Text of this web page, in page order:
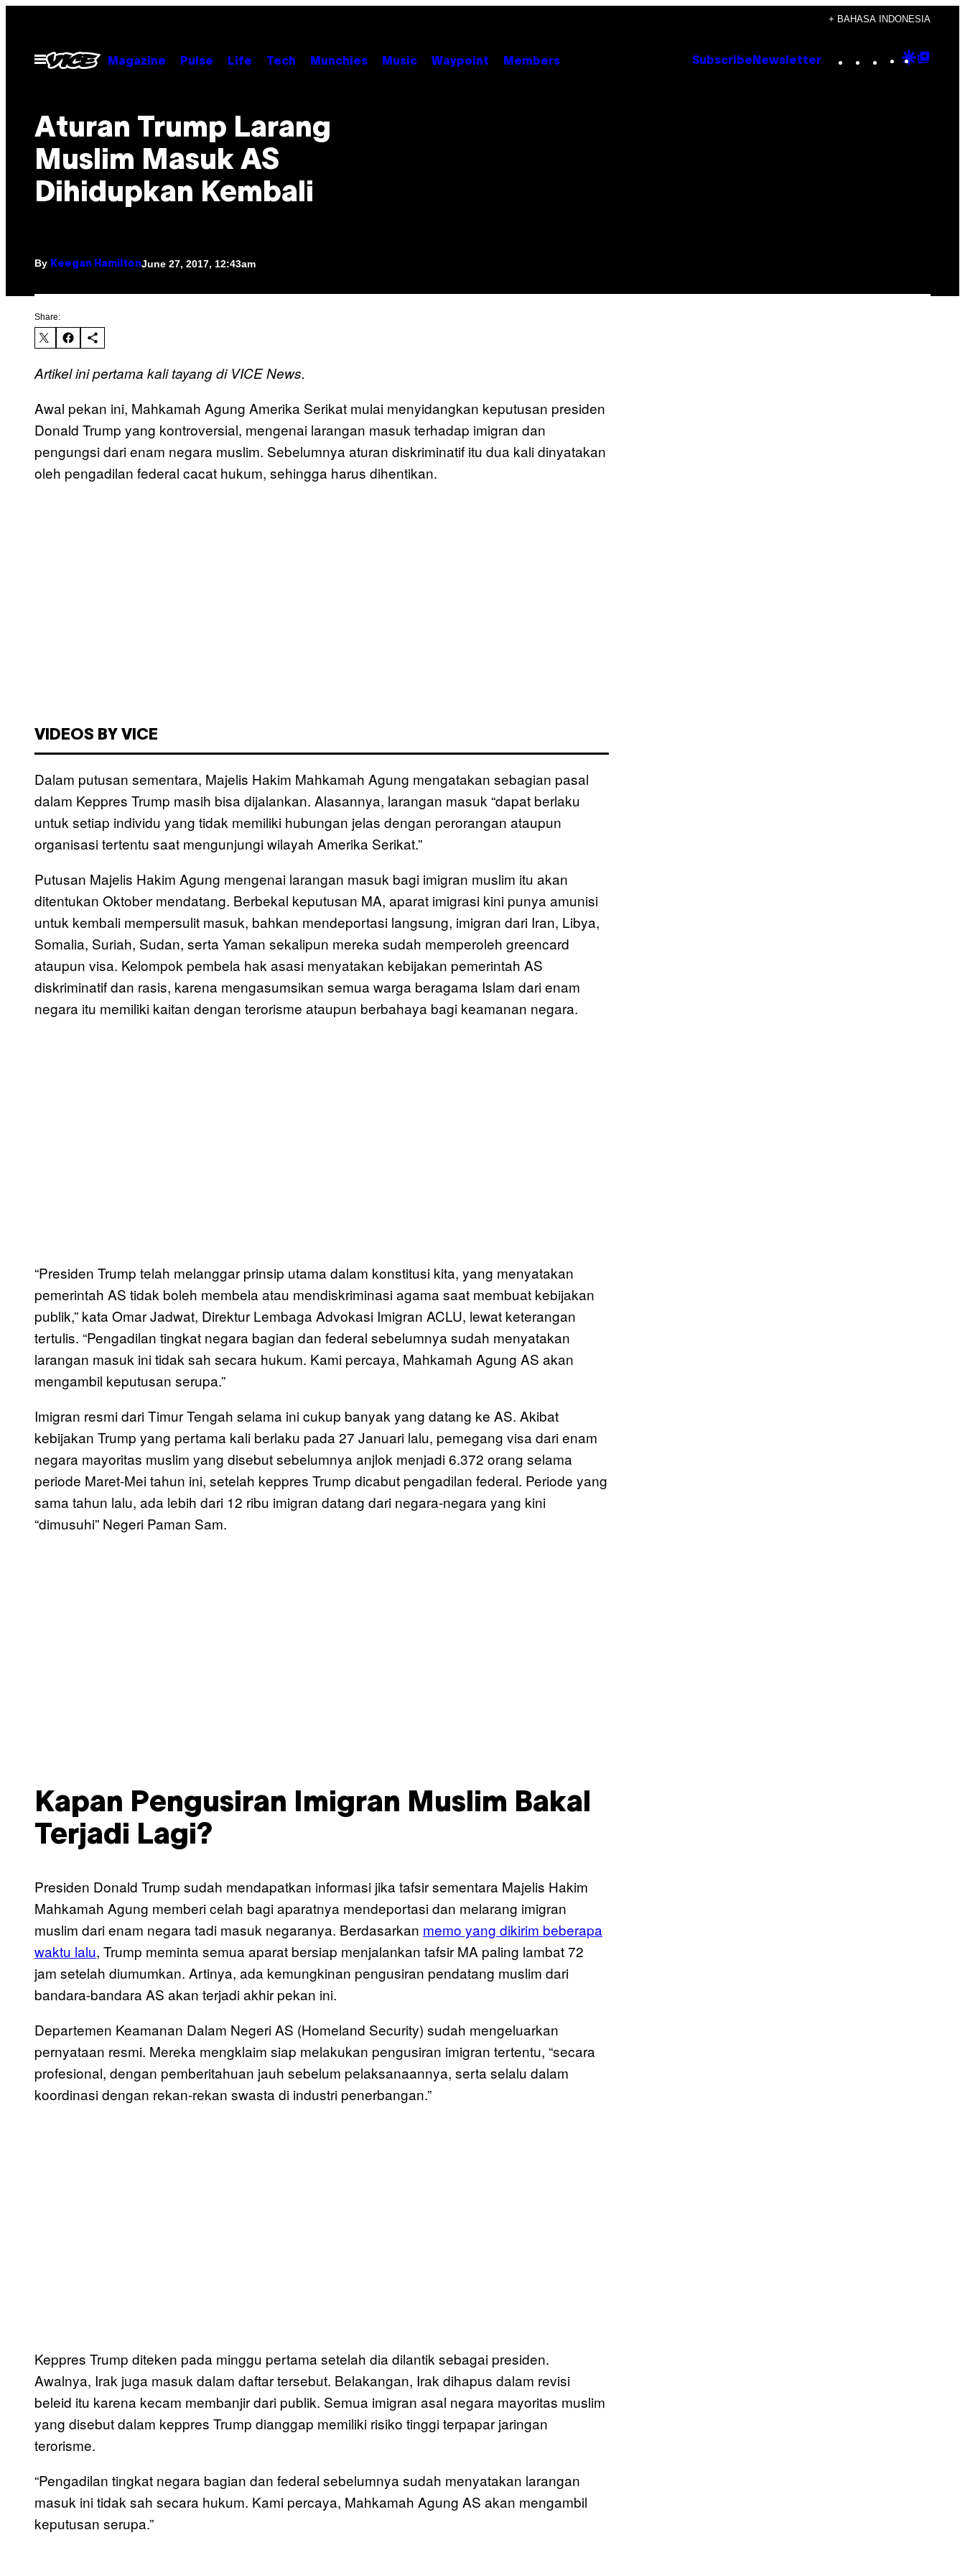
content
+ BAHASA INDONESIA
Open
Menu
Magazine Pulse Life Tech Munchies Music Waypoint Members Subscribe Newsletter Instagram
TikTok
YouTube
Google
Aturan Trump Larang
Muslim Masuk AS
Dihidupkan Kembali
By Keegan HamiltonJune 27, 2017, 12:43am
Share:
Artikel ini pertama kali tayang di VICE News.
Awal pekan ini, Mahkamah Agung Amerika Serikat mulai menyidangkan keputusan presiden
Donald Trump yang kontroversial, mengenai larangan masuk terhadap imigran dan
pengungsi dari enam negara muslim. Sebelumnya aturan diskriminatif itu dua kali dinyatakan
oleh pengadilan federal cacat hukum, sehingga harus dihentikan.
VIDEOS BY VICE
Dalam putusan sementara, Majelis Hakim Mahkamah Agung mengatakan sebagian pasal
dalam Keppres Trump masih bisa dijalankan. Alasannya, larangan masuk “dapat berlaku
untuk setiap individu yang tidak memiliki hubungan jelas dengan perorangan ataupun
organisasi tertentu saat mengunjungi wilayah Amerika Serikat.”
Putusan Majelis Hakim Agung mengenai larangan masuk bagi imigran muslim itu akan
ditentukan Oktober mendatang. Berbekal keputusan MA, aparat imigrasi kini punya amunisi
untuk kembali mempersulit masuk, bahkan mendeportasi langsung, imigran dari Iran, Libya,
Somalia, Suriah, Sudan, serta Yaman sekalipun mereka sudah memperoleh greencard
ataupun visa. Kelompok pembela hak asasi menyatakan kebijakan pemerintah AS
diskriminatif dan rasis, karena mengasumsikan semua warga beragama Islam dari enam
negara itu memiliki kaitan dengan terorisme ataupun berbahaya bagi keamanan negara.
“Presiden Trump telah melanggar prinsip utama dalam konstitusi kita, yang menyatakan
pemerintah AS tidak boleh membela atau mendiskriminasi agama saat membuat kebijakan
publik,” kata Omar Jadwat, Direktur Lembaga Advokasi Imigran ACLU, lewat keterangan
tertulis. “Pengadilan tingkat negara bagian dan federal sebelumnya sudah menyatakan
larangan masuk ini tidak sah secara hukum. Kami percaya, Mahkamah Agung AS akan
mengambil keputusan serupa.”
Imigran resmi dari Timur Tengah selama ini cukup banyak yang datang ke AS. Akibat
kebijakan Trump yang pertama kali berlaku pada 27 Januari lalu, pemegang visa dari enam
negara mayoritas muslim yang disebut sebelumnya anjlok menjadi 6.372 orang selama
periode Maret-Mei tahun ini, setelah keppres Trump dicabut pengadilan federal. Periode yang
sama tahun lalu, ada lebih dari 12 ribu imigran datang dari negara-negara yang kini
“dimusuhi” Negeri Paman Sam.
Kapan Pengusiran Imigran Muslim Bakal
Terjadi Lagi?
Presiden Donald Trump sudah mendapatkan informasi jika tafsir sementara Majelis Hakim
Mahkamah Agung memberi celah bagi aparatnya mendeportasi dan melarang imigran
muslim dari enam negara tadi masuk negaranya. Berdasarkan memo yang dikirim beberapa
waktu lalu, Trump meminta semua aparat bersiap menjalankan tafsir MA paling lambat 72
jam setelah diumumkan. Artinya, ada kemungkinan pengusiran pendatang muslim dari
bandara-bandara AS akan terjadi akhir pekan ini.
Departemen Keamanan Dalam Negeri AS (Homeland Security) sudah mengeluarkan
pernyataan resmi. Mereka mengklaim siap melakukan pengusiran imigran tertentu, “secara
profesional, dengan pemberitahuan jauh sebelum pelaksanaannya, serta selalu dalam
koordinasi dengan rekan-rekan swasta di industri penerbangan.”
Keppres Trump diteken pada minggu pertama setelah dia dilantik sebagai presiden.
Awalnya, Irak juga masuk dalam daftar tersebut. Belakangan, Irak dihapus dalam revisi
beleid itu karena kecam membanjir dari publik. Semua imigran asal negara mayoritas muslim
yang disebut dalam keppres Trump dianggap memiliki risiko tinggi terpapar jaringan
terorisme.
“Pengadilan tingkat negara bagian dan federal sebelumnya sudah menyatakan larangan
masuk ini tidak sah secara hukum. Kami percaya, Mahkamah Agung AS akan mengambil
keputusan serupa.”